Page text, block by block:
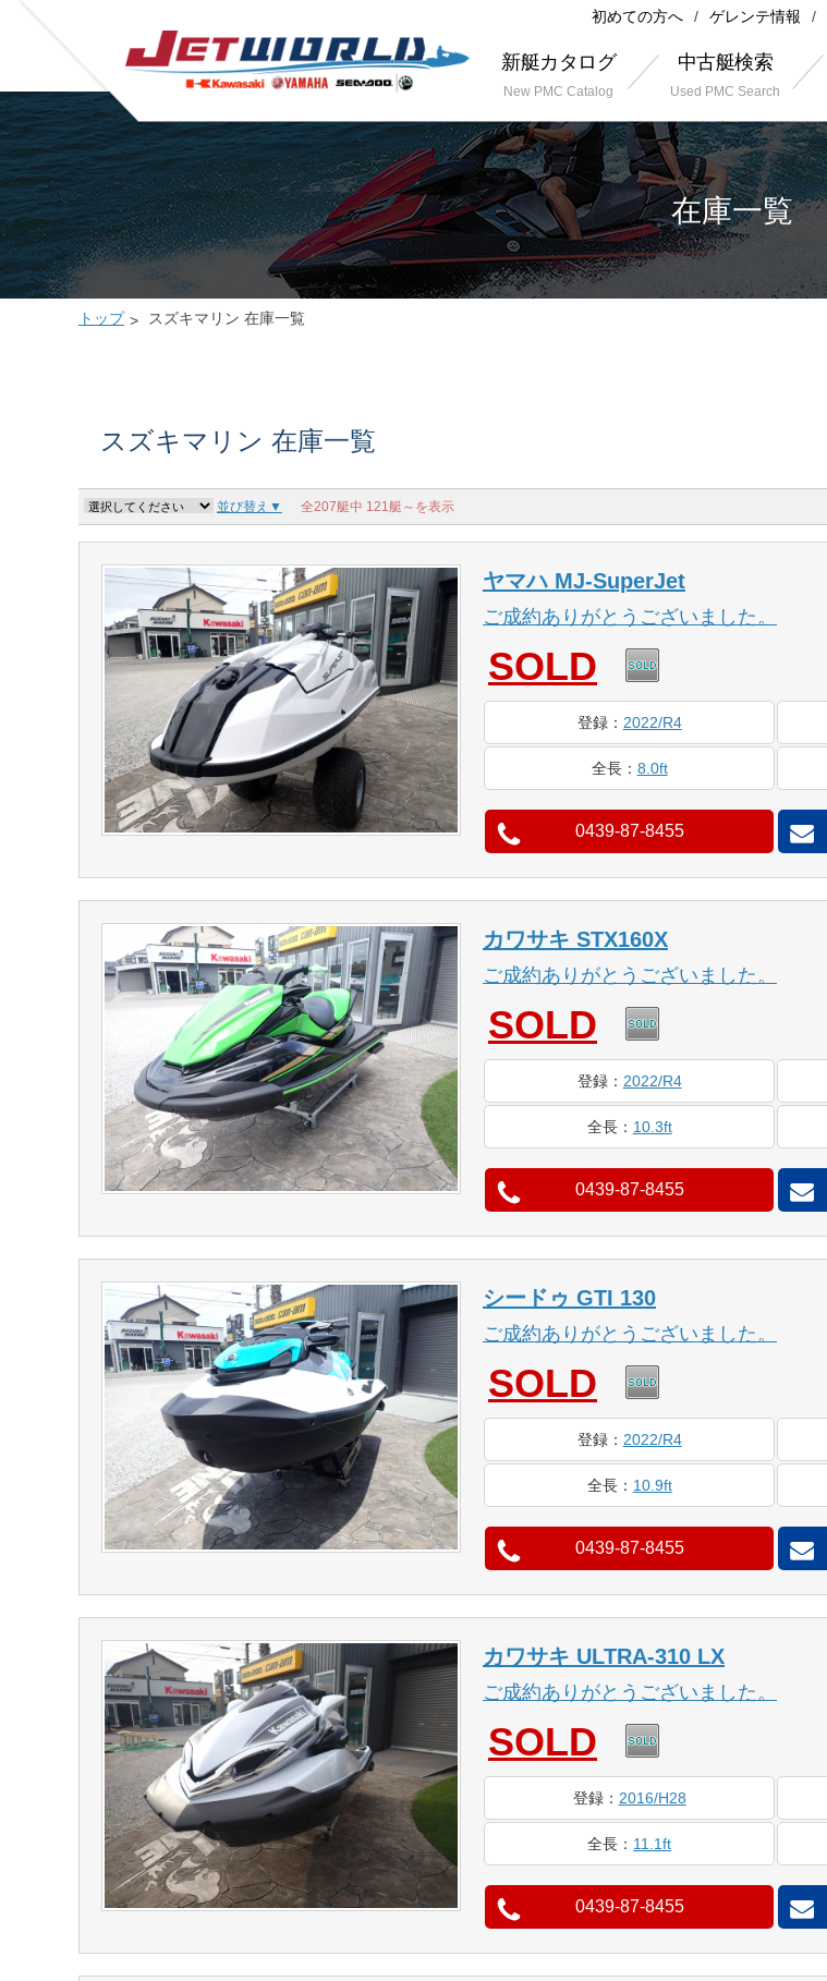
初めての方へ ゲレンテ情報
新艇カタログ
New PMC Catalog
中古艇検索
Used PMC Search
在庫一覧
トップ スズキマリン 在庫一覧
スズキマリン 在庫一覧
並び替え▼ 全207艇中 121艇～を表示
ヤマハ MJ-SuperJet
ご成約ありがとうございました。
SOLD
登録： 2022/R4
全長： 8.0ft
0439-87-8455
カワサキ STX160X
ご成約ありがとうございました。
SOLD
登録： 2022/R4
全長： 10.3ft
0439-87-8455
シードゥ GTI 130
ご成約ありがとうございました。
SOLD
登録： 2022/R4
全長： 10.9ft
0439-87-8455
カワサキ ULTRA-310 LX
ご成約ありがとうございました。
SOLD
登録： 2016/H28
全長 ： 11.1ft
0439-87-8455